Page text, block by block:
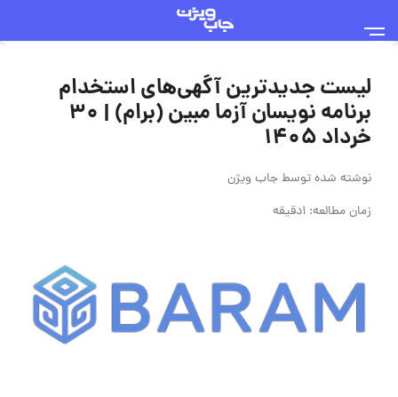
لیست جدیدترین آگهی‌های استخدام
برنامه نویسان آزما مبین (برام) | ۳۰
خرداد ۱۴۰۵
نوشته شده توسطجاب ویژن
زمان مطالعه: 1دقیقه